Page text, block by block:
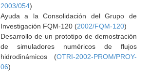
2003/054)
Ayuda a la Consolidación del Grupo de
Investigación FQM-120 (2002/FQM-120)
Desarrollo de un prototipo de demostración
de simuladores numéricos de flujos
hidrodinámicos (OTRI-2002-PROM/PROY-
06)